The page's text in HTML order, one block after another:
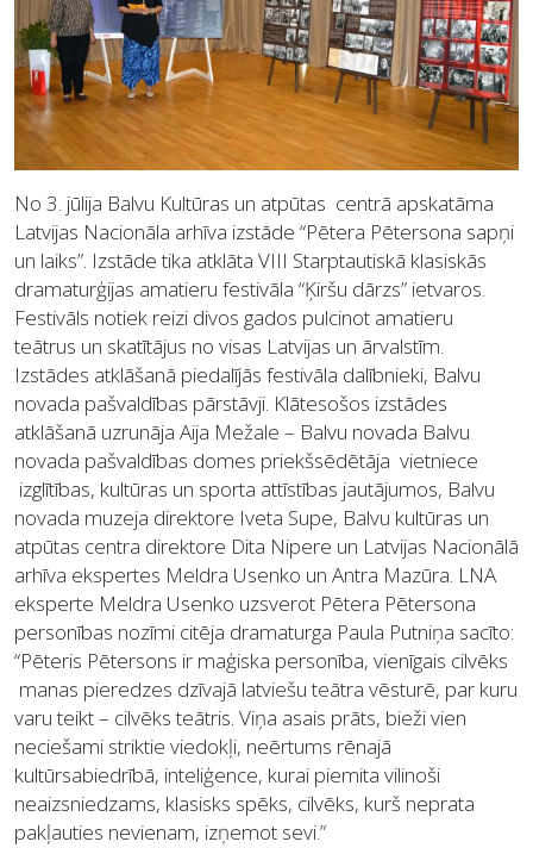
No 3. jūlija Balvu Kultūras un atpūtas centrā apskatāma
Latvijas Nacionāla arhīva izstāde “Pētera Pētersona sapņi
un laiks”. Izstāde tika atklāta VIII Starptautiskā klasiskās
dramaturģijas amatieru festivāla “Ķiršu dārzs” ietvaros.
Festivāls notiek reizi divos gados pulcinot amatieru
teātrus un skatītājus no visas Latvijas un ārvalstīm.
Izstādes atklāšanā piedalījās festivāla dalībnieki, Balvu
novada pašvaldības pārstāvji. Klātesošos izstādes
atklāšanā uzrunāja Aija Mežale – Balvu novada Balvu
novada pašvaldības domes priekšsēdētāja vietniece
izglītības, kultūras un sporta attīstības jautājumos, Balvu
novada muzeja direktore Iveta Supe, Balvu kultūras un
atpūtas centra direktore Dita Nipere un Latvijas Nacionālā
arhīva ekspertes Meldra Usenko un Antra Mazūra. LNA
eksperte Meldra Usenko uzsverot Pētera Pētersona
personības nozīmi citēja dramaturga Paula Putniņa sacīto:
“Pēteris Pētersons ir maģiska personība, vienīgais cilvēks
manas pieredzes dzīvajā latviešu teātra vēsturē, par kuru
varu teikt – cilvēks teātris. Viņa asais prāts, bieži vien
neciešami striktie viedokļi, neērtums rēnajā
kultūrsabiedrībā, inteliģence, kurai piemita vilinoši
neaizsniedzams, klasisks spēks, cilvēks, kurš neprata
pakļauties nevienam, izņemot sevi.”